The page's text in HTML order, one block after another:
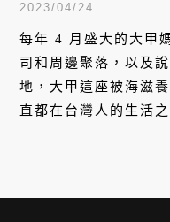
2023/04/24
每年 4 月盛大的大甲
司和周邊聚落，以及
地，大甲這座被海滋
直都在台灣人的生活之